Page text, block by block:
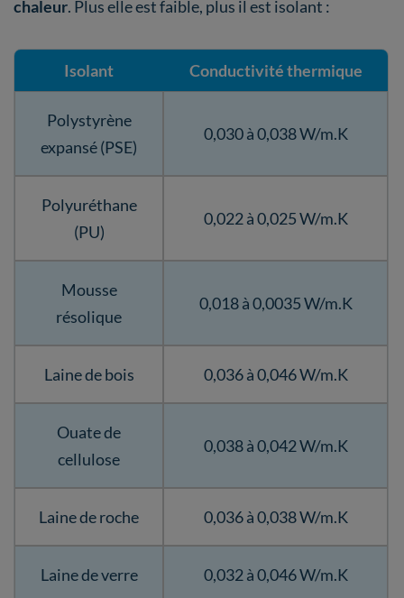
chaleur. Plus elle est faible, plus il est isolant :
Isolant Conductivité thermique
Polystyrène
expansé (PSE)
0,030 à 0,038 W/m.K
Polyuréthane
(PU)
0,022 à 0,025 W/m.K
Mousse
résolique
0,018 à 0,0035 W/m.K
Laine de bois 0,036 à 0,046 W/m.K
Ouate de
cellulose
0,038 à 0,042 W/m.K
Laine de roche 0,036 à 0,038 W/m.K
Laine de verre 0,032 à 0,046 W/m.K